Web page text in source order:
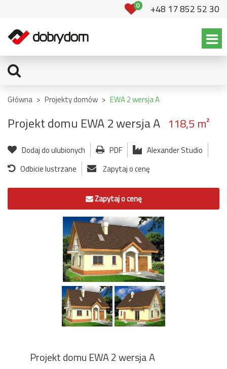
0 +48 17 852 52 30
Główna > Projekty domów > EWA 2 wersja A
Projekt domu EWA 2 wersja A 118,5 m²
Dodaj do ulubionych PDF
Alexander Studio
Odbicie lustrzane
Zapytaj o cenę
Zapytaj o cenę
Projekt domu EWA 2 wersja A